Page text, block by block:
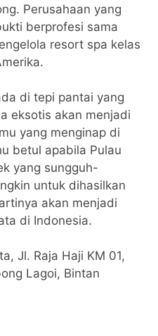
Perusahaan yang
berprofesi sama
resort spa kelas
di tepi pantai yang
eksotis akan menjadi
yang menginap di
betul apabila Pulau
yang sungguh-
untuk dihasilkan
akan menjadi
di Indonesia.
Jl. Raja Haji KM 01,
Lagoi, Bintan